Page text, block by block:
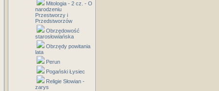
Mitologia - 2 cz. - O
narodzeniu
Przestworzy i
Przedstworzów
Obrzędowość
starosłowiańska
Obrzędy powitania
lata
Perun
Pogański Łysiec
Religie Słowian -
zarys